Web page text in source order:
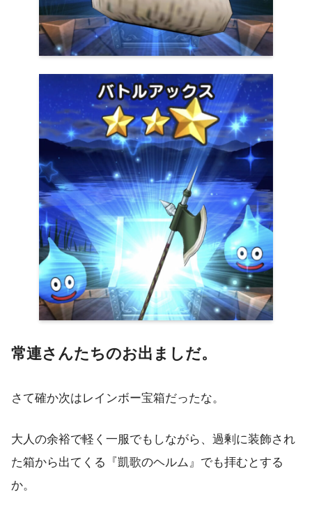
常連さんたちのお出ましだ。
さて確か次はレインボー宝箱だったな。
大人の余裕で軽く一服でもしながら、過剰に装飾され
た箱から出てくる『凱歌のヘルム』でも拝むとする
か。